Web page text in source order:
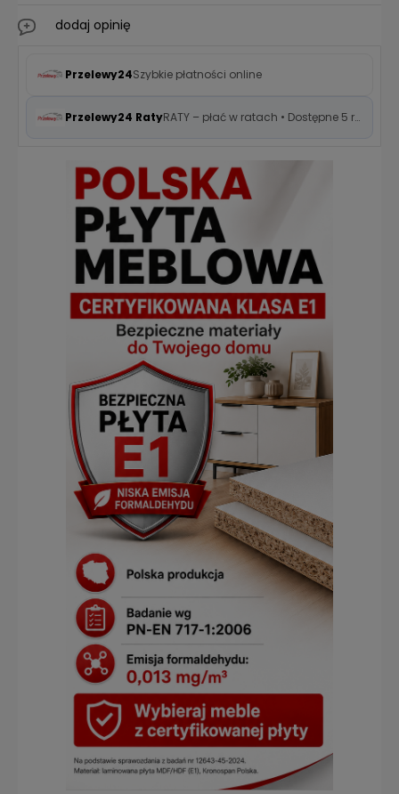
dodaj opinię
Przelewy24Szybkie płatności online
Przelewy24 Raty RATY – płać w ratach • Dostępne 5 rat 0%